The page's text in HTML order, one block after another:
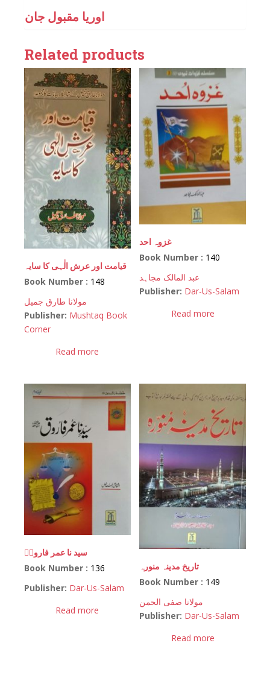
اوریا مقبول جان
Related products
قیامت اور عرش الٰہی کا سایہ
Book Number : 148
مولانا طارق جمیل
Publisher: Mushtaq Book
Corner
Read more
غزوہ احد
Book Number : 140
عبد المالک مجاہد
Publisher: Dar-Us-Salam
Read more
سید نا عمر فاروقؓ
Book Number : 136
Publisher: Dar-Us-Salam
Read more
تاریخ مدینہ منورہ
Book Number : 149
مولانا صفی الحمن
Publisher: Dar-Us-Salam
Read more